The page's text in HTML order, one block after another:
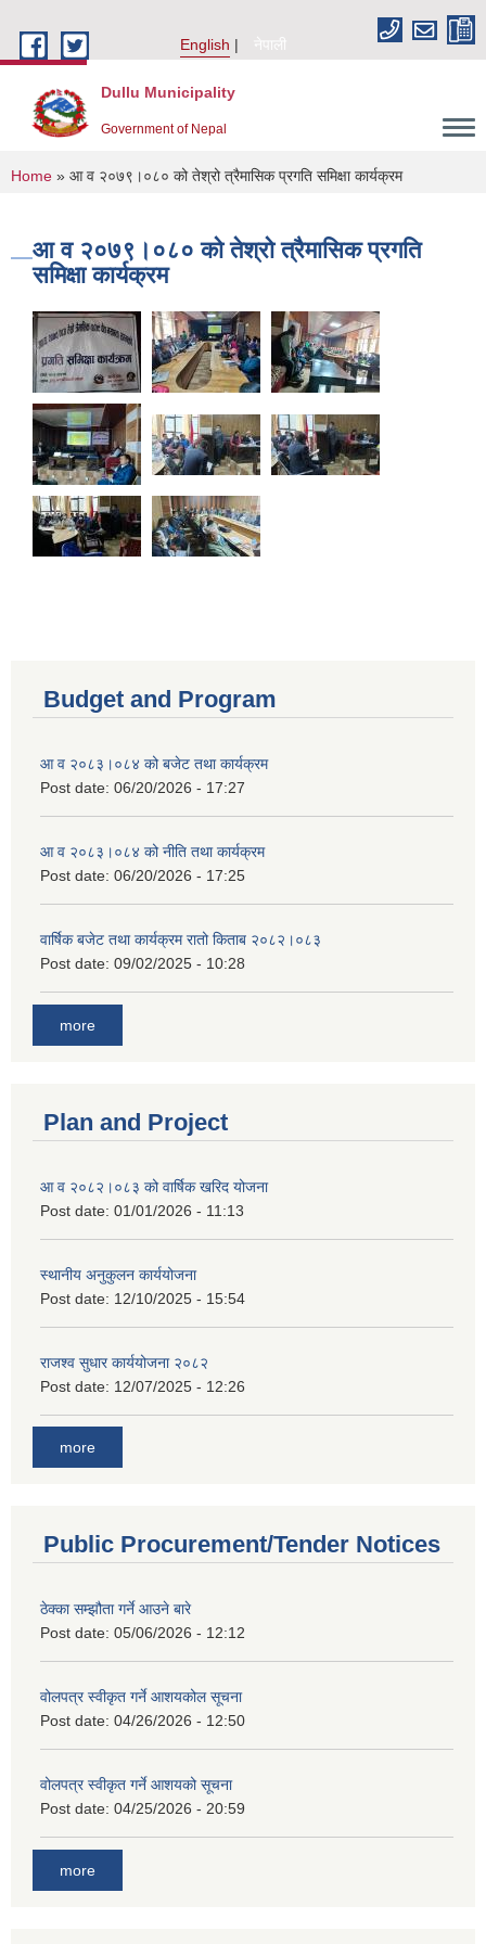
English
नेपाली
Dullu Municipality
Government of Nepal
You are here
Home » आ व २०७९।०८० को तेश्रो त्रैमासिक प्रगति समिक्षा कार्यक्रम
आ व २०७९।०८० को तेश्रो त्रैमासिक प्रगति
समिक्षा कार्यक्रम
Budget and Program
आ व २०८३।०८४ को बजेट तथा कार्यक्रम
Post date: 06/20/2026 - 17:27
आ व २०८३।०८४ को नीति तथा कार्यक्रम
Post date: 06/20/2026 - 17:25
वार्षिक बजेट तथा कार्यक्रम रातो किताब २०८२।०८३
Post date: 09/02/2025 - 10:28
more
Plan and Project
आ व २०८२।०८३ को वार्षिक खरिद योजना
Post date: 01/01/2026 - 11:13
स्थानीय अनुकुलन कार्ययोजना
Post date: 12/10/2025 - 15:54
राजश्व सुधार कार्ययोजना २०८२
Post date: 12/07/2025 - 12:26
more
Public Procurement/Tender Notices
ठेक्का सम्झौता गर्ने आउने बारे
Post date: 05/06/2026 - 12:12
वोलपत्र स्वीकृत गर्ने आशयकोल सूचना
Post date: 04/26/2026 - 12:50
वोलपत्र स्वीकृत गर्ने आशयको सूचना
Post date: 04/25/2026 - 20:59
more